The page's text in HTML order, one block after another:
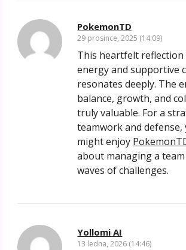
PokemonTD
29 prosince, 2025 (14:09)
This heartfelt reflection
energy and supportive
resonates deeply. The
balance, growth, and
truly valuable. For a
teamwork and
might enjoy
about managing a
waves of challenges.
Yollomi AI
13 ledna, 2026 (14:46)